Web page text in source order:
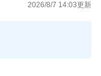
2026/8/7 14:03更新